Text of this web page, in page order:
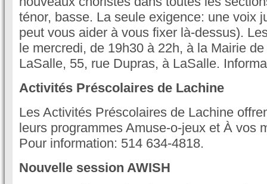
ténor, basse. La seule exigence: une voix
peut vous aider à vous fixer là-dessus).
le mercredi, de 19h30 à 22h, à la Mairie de
LaSalle, 55, rue Dupras, à LaSalle.
Activités Préscolaires de Lachine
Les Activités Préscolaires de Lachine
leurs programmes Amuse-o-jeux et À vos
Pour information: 514 634-4818.
Nouvelle session AWISH